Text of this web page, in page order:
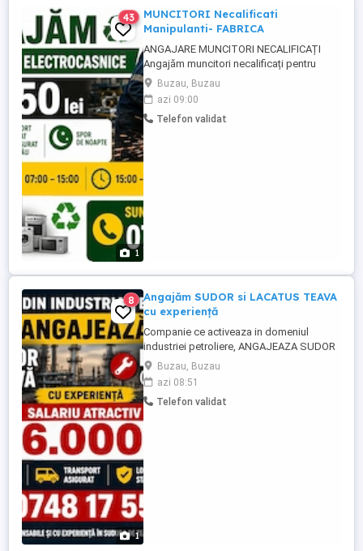
1
43
MUNCITORI Necalificati
Manipulanti- FABRICA
ANGAJARE MUNCITORI NECALIFICAȚI
Angajăm muncitori necalificați pentru
fabrica de reciclare electrocasnice. Se
cere efort fizic! Program (3 schimburi):
Schimbul 1: 7:00 15:00 Schimbul 2: 15:00
23:00 Schimbul 3: 23:00 07:00. Se asigură
Buzau, Buzau
azi 09:00
Telefon validat
1
8
Angajăm SUDOR si LACATUS TEAVA
cu experiență
Companie ce activeaza in domeniul
industriei petroliere, ANGAJEAZA SUDOR
ȚEAVĂ si LACATUS (IZOMETRIE) CU
EXPERIENȚĂ. Oferim: - Salariu atractiv,
negociat în funcție de experiență, pornind
6000 lei NET - Diurnă - Cazare asigurată -
Buzau, Buzau
azi 08:51
Telefon validat